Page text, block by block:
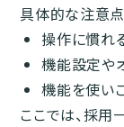
具体的な注意点
操作に慣れ
機能設定や
機能を使い
ここでは、採用